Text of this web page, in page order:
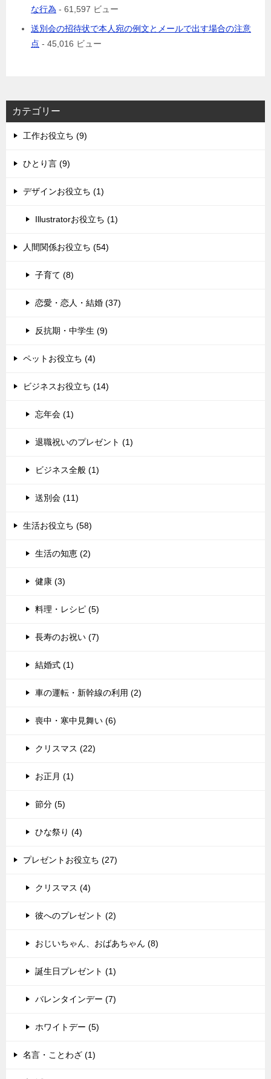
な行為 - 61,597 ビュー
送別会の招待状で本人宛の例文とメールで出す場合の注意
点 - 45,016 ビュー
カテゴリー
工作お役立ち (9)
ひとり言 (9)
デザインお役立ち (1)
Illustratorお役立ち (1)
人間関係お役立ち (54)
子育て (8)
恋愛・恋人・結婚 (37)
反抗期・中学生 (9)
ペットお役立ち (4)
ビジネスお役立ち (14)
忘年会 (1)
退職祝いのプレゼント (1)
ビジネス全般 (1)
送別会 (11)
生活お役立ち (58)
生活の知恵 (2)
健康 (3)
料理・レシピ (5)
長寿のお祝い (7)
結婚式 (1)
車の運転・新幹線の利用 (2)
喪中・寒中見舞い (6)
クリスマス (22)
お正月 (1)
節分 (5)
ひな祭り (4)
プレゼントお役立ち (27)
クリスマス (4)
彼へのプレゼント (2)
おじいちゃん、おばあちゃん (8)
誕生日プレゼント (1)
バレンタインデー (7)
ホワイトデー (5)
名言・ことわざ (1)